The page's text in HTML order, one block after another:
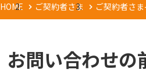
HOME ご契約者さま ご契約者さ
お問い合わせの